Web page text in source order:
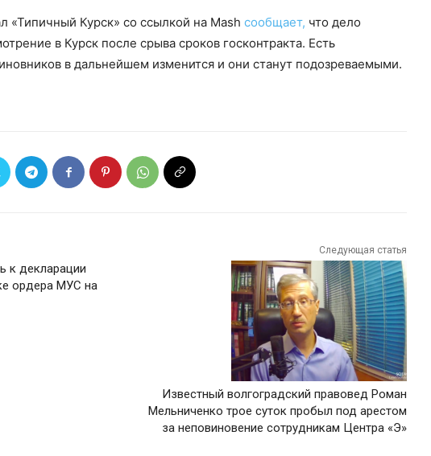
«Типичный Курск» со ссылкой на Mash сообщает, что дело
в Курск после срыва сроков госконтракта. Есть
в дальнейшем изменится и они станут подозреваемыми.
к декларации
ордера МУС на
Следующая статья
Известный волгоградский правовед Роман
Мельниченко трое суток пробыл под арестом
за неповиновение сотрудникам Центра «Э»